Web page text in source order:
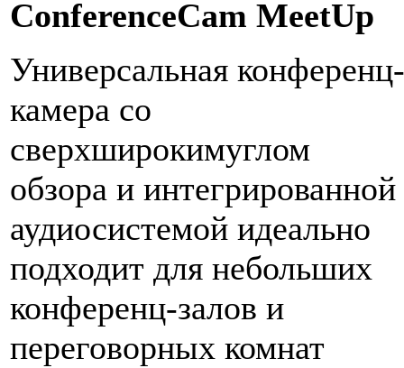
ConferenceCam MeetUp
Универсальная конференц-
камера со
сверхширокимуглом
обзора и интегрированной
аудиосистемой идеально
подходит для небольших
конференц-залов и
переговорных комнат